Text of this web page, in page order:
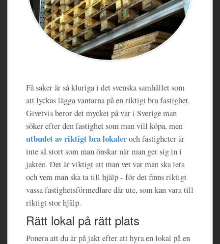
Få saker är så kluriga i det svenska samhället som
att lyckas lägga vantarna på en riktigt bra fastighet.
Givetvis beror det mycket på var i Sverige man
söker efter den fastighet som man vill köpa, men
utbudet av riktigt bra lokaleroch fastigheter är
inte så stort som man önskar när man ger sig in i
jakten. Det är viktigt att man vet var man ska leta
och vem man ska ta till hjälp - för det finns riktigt
vassa fastighetsförmedlare där ute, som kan vara till
riktigt stor hjälp.
Rätt lokal på rätt plats
Ponera att du är på jakt efter att hyra en lokal på en